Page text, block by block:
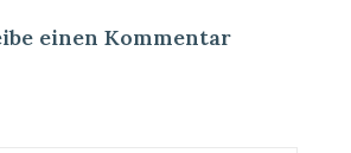
einen Kommentar